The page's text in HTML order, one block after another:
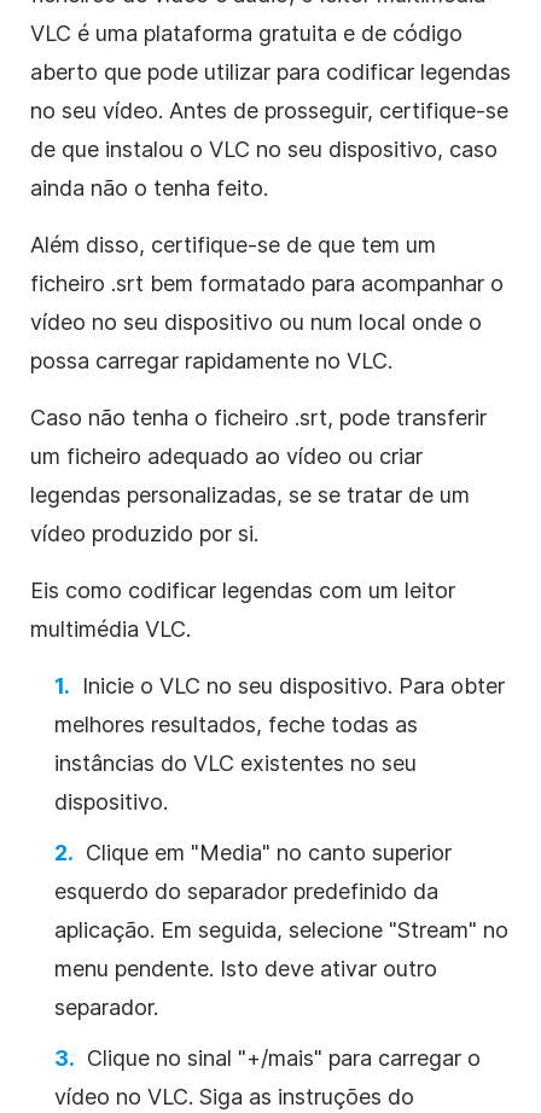
VLC é uma plataforma gratuita e de código
aberto que pode utilizar para codificar legendas
no seu vídeo. Antes de prosseguir, certifique-se
de que instalou o VLC no seu dispositivo, caso
ainda não o tenha feito.
Além disso, certifique-se de que tem um
ficheiro .srt bem formatado para acompanhar o
vídeo no seu dispositivo ou num local onde o
possa carregar rapidamente no VLC.
Caso não tenha o ficheiro .srt, pode transferir
um ficheiro adequado ao vídeo ou criar
legendas personalizadas, se se tratar de um
vídeo produzido por si.
Eis como codificar legendas com um leitor
multimédia VLC.
Inicie o VLC no seu dispositivo. Para obter
melhores resultados, feche todas as
instâncias do VLC existentes no seu
dispositivo.
Clique em "Media" no canto superior
esquerdo do separador predefinido da
aplicação. Em seguida, selecione "Stream" no
menu pendente. Isto deve ativar outro
separador.
Clique no sinal "+/mais" para carregar o
vídeo no VLC. Siga as instruções do